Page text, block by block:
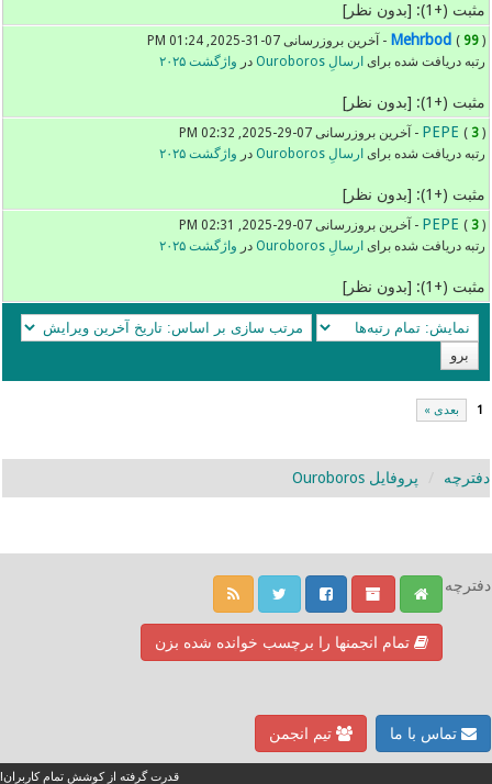
مثبت (+1): [بدون نظر]
Mehrbod ( 99) - آخرین بروزرسانی 07-31-2025, 01:24 PM
رتبه دریافت شده برای ارسالِ Ouroboros در واژگشت ۲۰۲۵
مثبت (+1): [بدون نظر]
PEPE ( 3) - آخرین بروزرسانی 07-29-2025, 02:32 PM
رتبه دریافت شده برای ارسالِ Ouroboros در واژگشت ۲۰۲۵
مثبت (+1): [بدون نظر]
PEPE ( 3) - آخرین بروزرسانی 07-29-2025, 02:31 PM
رتبه دریافت شده برای ارسالِ Ouroboros در واژگشت ۲۰۲۵
مثبت (+1): [بدون نظر]
1 بعدی »
دفترچه پروفایل Ouroboros
دفترچه
تمام انجمنها را برچسب خوانده شده بزن
تماس با ما تیم انجمن
قدرت گرفته از کوشش تمام کاربران!